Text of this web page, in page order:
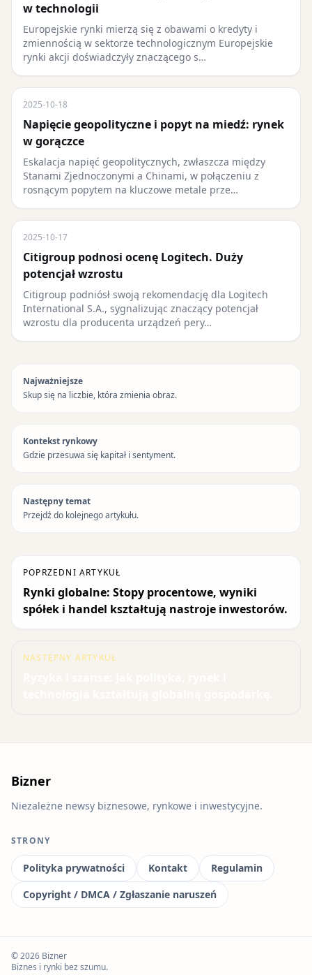
w technologii
Europejskie rynki mierzą się z obawami o kredyty i
zmiennością w sektorze technologicznym Europejskie
rynki akcji doświadczyły znaczącego s…
2025-10-18
Napięcie geopolityczne i popyt na miedź: rynek
w gorączce
Eskalacja napięć geopolitycznych, zwłaszcza między
Stanami Zjednoczonymi a Chinami, w połączeniu z
rosnącym popytem na kluczowe metale prze…
2025-10-17
Citigroup podnosi ocenę Logitech. Duży
potencjał wzrostu
Citigroup podniósł swoją rekomendację dla Logitech
International S.A., sygnalizując znaczący potencjał
wzrostu dla producenta urządzeń pery…
Najważniejsze
Skup się na liczbie, która zmienia obraz.
Kontekst rynkowy
Gdzie przesuwa się kapitał i sentyment.
Następny temat
Przejdź do kolejnego artykułu.
POPRZEDNI ARTYKUŁ
Rynki globalne: Stopy procentowe, wyniki
spółek i handel kształtują nastroje inwestorów.
NASTĘPNY ARTYKUŁ
Bizner
Niezależne newsy biznesowe, rynkowe i inwestycyjne.
STRONY
Polityka prywatności Kontakt
Regulamin
Copyright / DMCA / Zgłaszanie naruszeń
© 2026 Bizner
Biznes i rynki bez szumu.